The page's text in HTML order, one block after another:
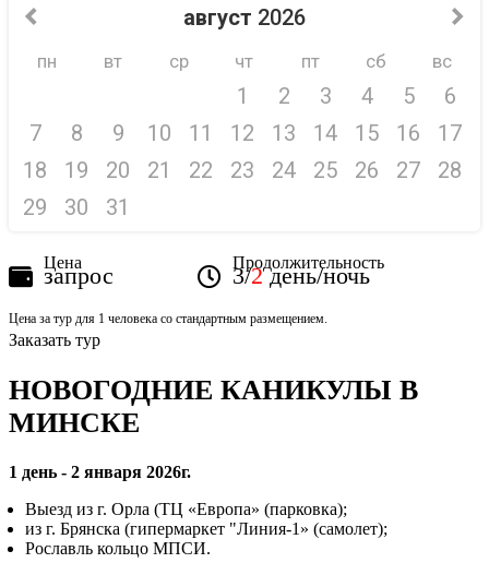
август 2026
пн вт ср чт пт сб вс
1 2 3 4 5
6
7
8 9 10 11 12 13 14 15 16
17
18
19 20 21 22 23 24 25 26 27
28
29
30 31
Цена
запрос Продолжительность
3/2день/ночь
Цена за тур для 1 человека со стандартным размещением.
Заказать тур
НОВОГОДНИЕ КАНИКУЛЫ В
МИНСКЕ
1 день - 2 января 2026г.
Выезд из г. Орла (ТЦ «Европа» (парковка);
из г. Брянска (гипермаркет "Линия-1» (самолет);
Рославль кольцо МПСИ.